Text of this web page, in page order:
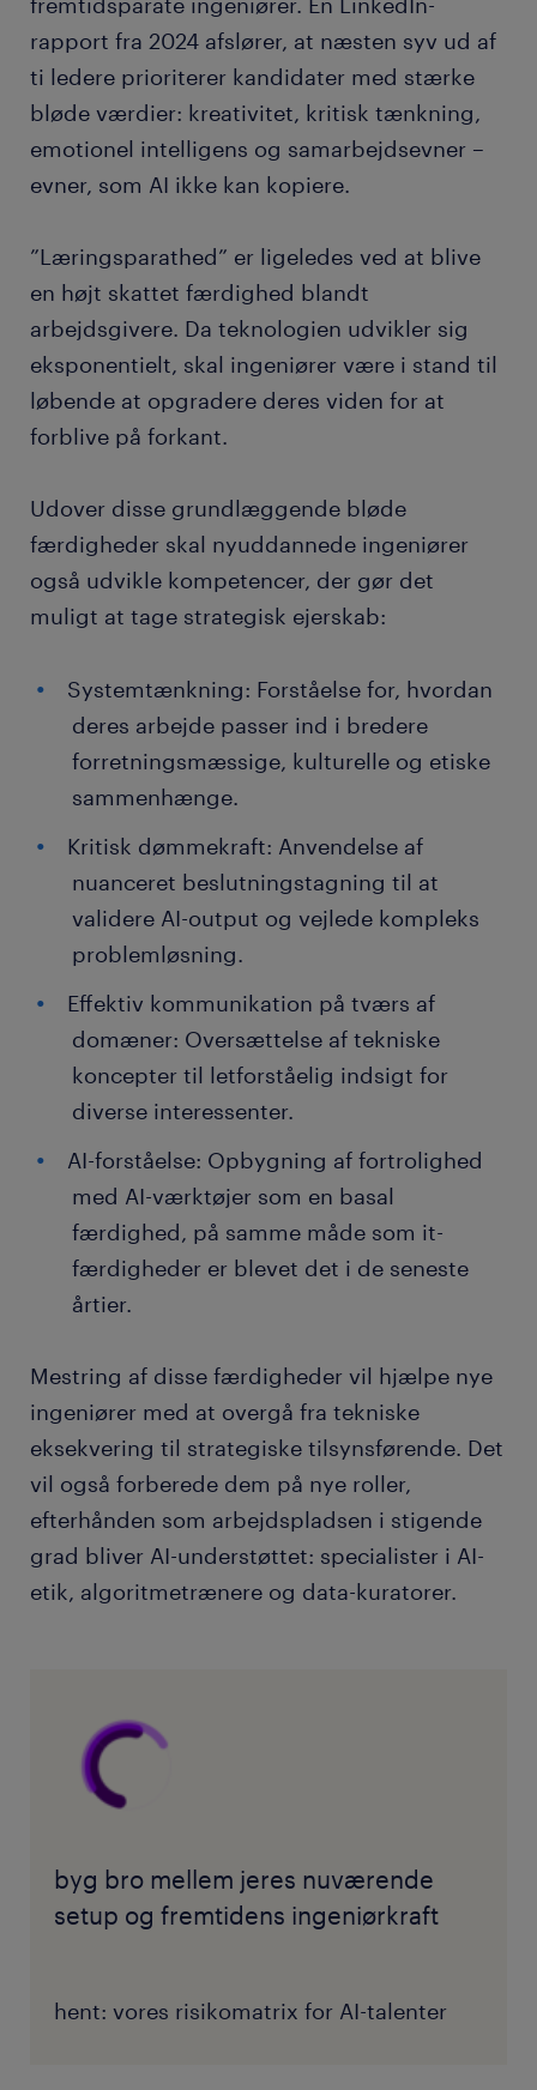
rapport fra 2024 afslører, at næsten syv ud af
ti ledere prioriterer kandidater med stærke
bløde værdier: kreativitet, kritisk tænkning,
emotionel intelligens og samarbejdsevner –
evner, som AI ikke kan kopiere.
”Læringsparathed” er ligeledes ved at blive
en højt skattet færdighed blandt
arbejdsgivere. Da teknologien udvikler sig
eksponentielt, skal ingeniører være i stand til
løbende at opgradere deres viden for at
forblive på forkant.
Udover disse grundlæggende bløde
færdigheder skal nyuddannede ingeniører
også udvikle kompetencer, der gør det
muligt at tage strategisk ejerskab:
Systemtænkning: Forståelse for, hvordan
deres arbejde passer ind i bredere
forretningsmæssige, kulturelle og etiske
sammenhænge.
Kritisk dømmekraft: Anvendelse af
nuanceret beslutningstagning til at
validere AI-output og vejlede kompleks
problemløsning.
Effektiv kommunikation på tværs af
domæner: Oversættelse af tekniske
koncepter til letforståelig indsigt for
diverse interessenter.
AI-forståelse: Opbygning af fortrolighed
med AI-værktøjer som en basal
færdighed, på samme måde som it-
færdigheder er blevet det i de seneste
årtier.
Mestring af disse færdigheder vil hjælpe nye
ingeniører med at overgå fra tekniske
eksekvering til strategiske tilsynsførende. Det
vil også forberede dem på nye roller,
efterhånden som arbejdspladsen i stigende
grad bliver AI-understøttet: specialister i AI-
etik, algoritmetrænere og data-kuratorer.
byg bro mellem jeres nuværende
setup og fremtidens ingeniørkraft
hent: vores risikomatrix for AI-talenter